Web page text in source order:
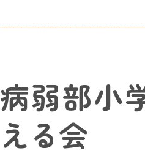
病弱部小
える会